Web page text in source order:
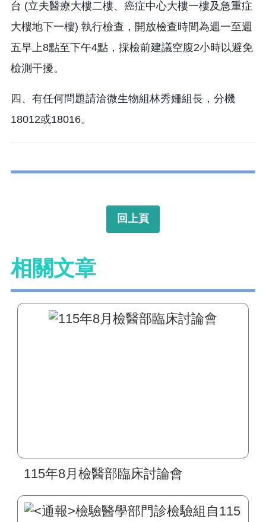
台 (立夫醫療大樓二樓、癌症中心大樓一樓及急重症
大樓地下一樓) 執行檢查，開放檢查時間為週一至週
五早上8點至下午4點，採檢前建議空腹2小時以避免
檢測干擾。
四、有任何問題請洽微生物組林秀姍組長，分機
18012或18016。
回上頁
相關文章
115年8月檢醫部臨床討論會